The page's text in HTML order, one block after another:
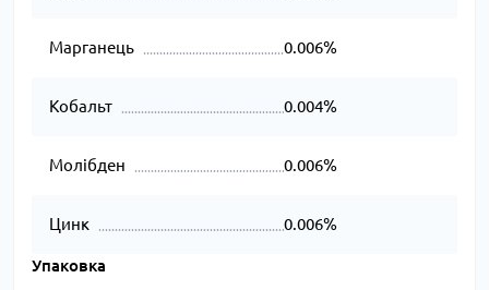
Марганець 0.006%
Кобальт 0.004%
Молібден 0.006%
Цинк 0.006%
Упаковка